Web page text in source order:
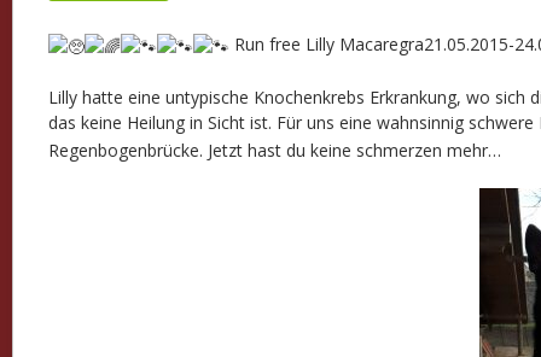
Run free Lilly Macaregra21.05.2015-
Lilly hatte eine untypische Knochenkrebs Erkrankung, wo
das keine Heilung in Sicht ist. Für uns eine wahnsinnig
Regenbogenbrücke. Jetzt hast du keine schmerzen mehr…